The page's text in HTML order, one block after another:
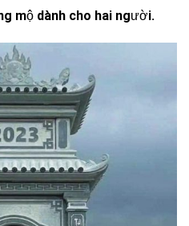
mộ dành cho hai người.